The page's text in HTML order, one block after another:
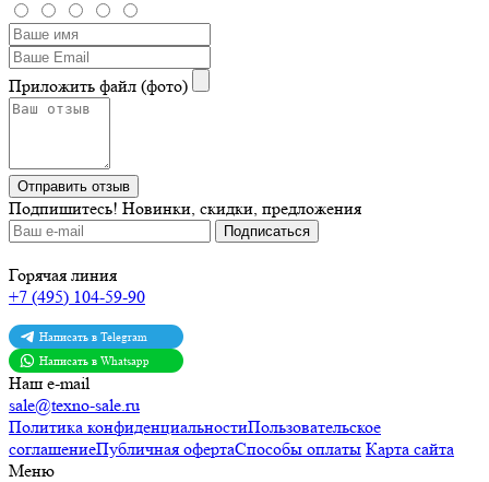
Приложить файл (фото)
Отправить отзыв
Подпишитесь! Новинки, скидки, предложения
Горячая линия
+7 (495) 104-59-90
Написать в Telegram
Написать в Whatsapp
Наш e-mail
sale@texno-sale.ru
Политика конфиденциальностиПользовательское
соглашениеПубличная офертаСпособы оплаты Карта сайта
Меню